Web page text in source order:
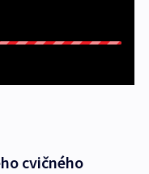
cvičného